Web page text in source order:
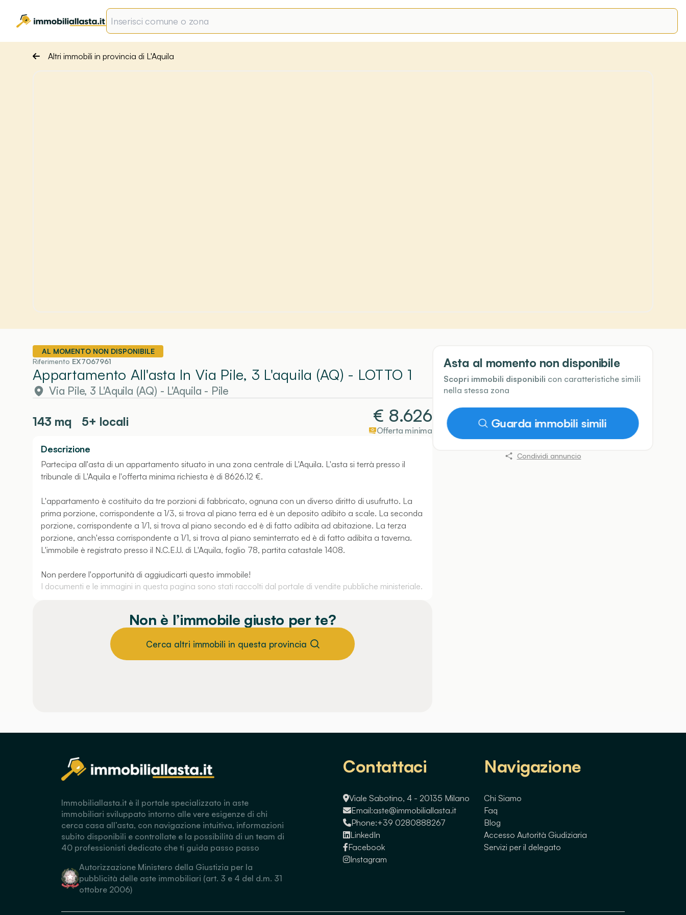
Altri immobili in provincia di L'Aquila
AL MOMENTO NON DISPONIBILE
Riferimento EX7067961
Appartamento All'asta In Via Pile, 3 L'aquila (AQ) - LOTTO 1
Via Pile, 3 L'Aquila (AQ) - L'Aquila - Pile
143 mq 5+ locali € 8.626
Offerta minima
Descrizione
Partecipa all'asta di un appartamento situato in una zona centrale di L'Aquila. L'asta si terrà presso il
tribunale di L'Aquila e l'offerta minima richiesta è di 8626.12 €.
L'appartamento è costituito da tre porzioni di fabbricato, ognuna con un diverso diritto di usufrutto. La
prima porzione, corrispondente a 1/3, si trova al piano terra ed è un deposito adibito a scale. La seconda
porzione, corrispondente a 1/1, si trova al piano secondo ed è di fatto adibita ad abitazione. La terza
porzione, anch'essa corrispondente a 1/1, si trova al piano seminterrato ed è di fatto adibita a taverna.
L'immobile è registrato presso il N.C.E.U. di L'Aquila, foglio 78, partita catastale 1408.
Non perdere l'opportunità di aggiudicarti questo immobile!
I documenti e le immagini in questa pagina sono stati raccolti dal portale di vendite pubbliche ministeriale.
Non è l’immobile giusto per te?
Cerca altri immobili in questa provincia
Asta al momento non disponibile
Scopri immobili disponibili con caratteristiche simili
nella stessa zona
Guarda immobili simili
Condividi annuncio
Immobiliallasta.it è il portale specializzato in aste
immobiliari sviluppato intorno alle vere esigenze di chi
cerca casa all’asta, con navigazione intuitiva, informazioni
subito disponibili e controllate e la possibilità di un team di
40 professionisti dedicato che ti guida passo passo
Autorizzazione Ministero della Giustizia per la
pubblicità delle aste immobiliari (art. 3 e 4 del d.m. 31
ottobre 2006)
Contattaci
Viale Sabotino, 4 - 20135 Milano
Email:aste@immobiliallasta.it
Phone:+39 0280888267
LinkedIn
Facebook
Instagram
Navigazione
Chi Siamo
Faq
Blog
Accesso Autorità Giudiziaria
Servizi per il delegato